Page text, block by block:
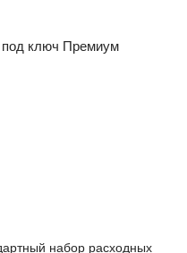
ключ Премиум